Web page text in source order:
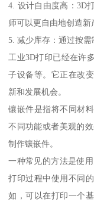
4. 设计自由度高：3D
师可以更自由地创造新
5. 减少库存：通过按需
工业3D打印已经在许
子设备等。它正在改
新和发展机会。
镶嵌件是指将不同材
不同功能或者美观的
制作镶嵌件。
一种常见的方法是使
打印过程中使用不同
如，可以在打印一个